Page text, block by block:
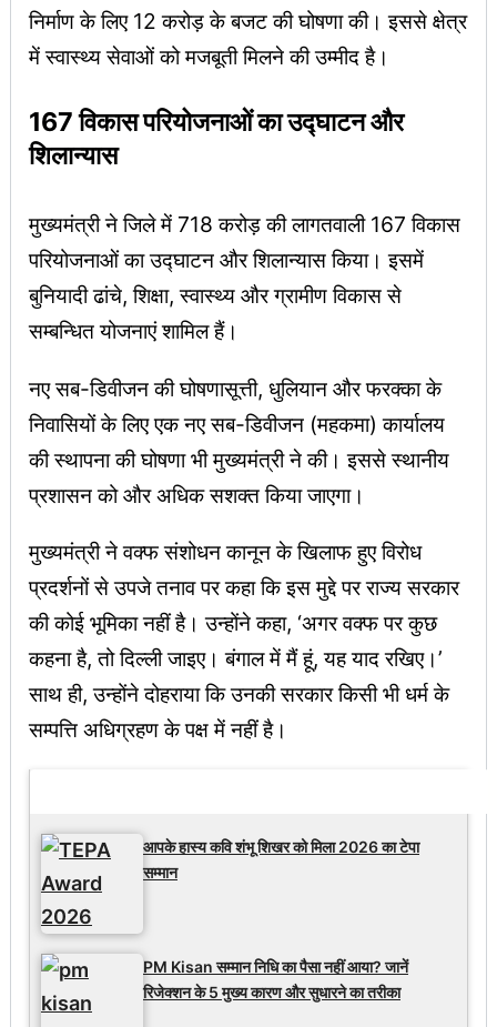
निर्माण के लिए 12 करोड़ के बजट की घोषणा की। इससे क्षेत्र
में स्वास्थ्य सेवाओं को मजबूती मिलने की उम्मीद है।
167 विकास परियोजनाओं का उद्घाटन और
शिलान्यास
मुख्यमंत्री ने जिले में 718 करोड़ की लागतवाली 167 विकास
परियोजनाओं का उद्घाटन और शिलान्यास किया। इसमें
बुनियादी ढांचे, शिक्षा, स्वास्थ्य और ग्रामीण विकास से
सम्बन्धित योजनाएं शामिल हैं।
नए सब-डिवीजन की घोषणासूत्ती, धुलियान और फरक्का के
निवासियों के लिए एक नए सब-डिवीजन (महकमा) कार्यालय
की स्थापना की घोषणा भी मुख्यमंत्री ने की। इससे स्थानीय
प्रशासन को और अधिक सशक्त किया जाएगा।
मुख्यमंत्री ने वक्फ संशोधन कानून के खिलाफ हुए विरोध
प्रदर्शनों से उपजे तनाव पर कहा कि इस मुद्दे पर राज्य सरकार
की कोई भूमिका नहीं है। उन्होंने कहा, ‘अगर वक्फ पर कुछ
कहना है, तो दिल्ली जाइए। बंगाल में मैं हूं, यह याद रखिए।’
साथ ही, उन्होंने दोहराया कि उनकी सरकार किसी भी धर्म के
सम्पत्ति अधिग्रहण के पक्ष में नहीं है।
आपके हास्य कवि शंभू शिखर को मिला 2026 का टेपा
सम्मान
PM Kisan सम्मान निधि का पैसा नहीं आया? जानें
रिजेक्शन के 5 मुख्य कारण और सुधारने का तरीका